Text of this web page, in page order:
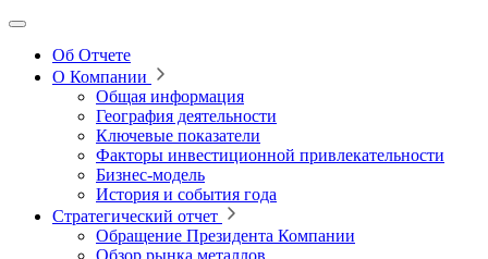
Об Отчете
О Компании
Общая информация
География деятельности
Ключевые показатели
Факторы инвестиционной привлекательности
Бизнес-модель
История и события года
Стратегический отчет
Обращение Президента Компании
Обзор рынка металлов